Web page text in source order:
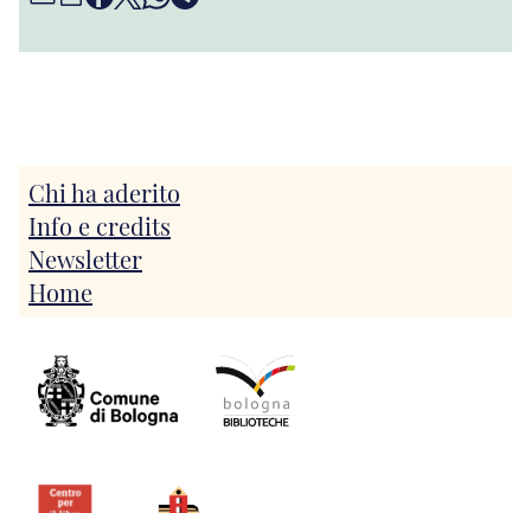
Chi ha aderito
Info e credits
Newsletter
Home